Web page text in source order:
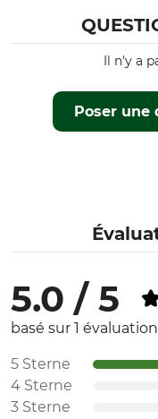
Poser une
Il n'y a
5.0 / 5
basé sur 1
5 Sterne
4 Sterne
3 Sterne